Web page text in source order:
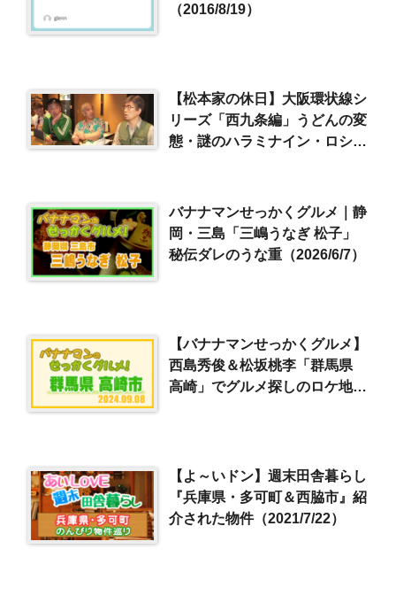
（2016/8/19）
【松本家の休日】大阪環状線シ
リーズ「西九条編」うどんの変
態・謎のハラミナイン・ロシア
バナナマンせっかくグルメ｜静
岡・三島「三嶋うなぎ 松子」
秘伝ダレのうな重（2026/6/7）
【バナナマンせっかくグルメ】
西島秀俊＆松坂桃李「群馬県
高崎」でグルメ探しのロケ地は
【よ～いドン】週末田舎暮らし
『兵庫県・多可町＆西脇市』紹
介された物件（2021/7/22）